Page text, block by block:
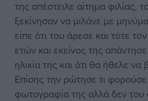
της απέστειλε αίτημα φιλίας,
ξεκίνησαν να μιλάνε με
είπε ότι του άρεσε και τότε
ετών και εκείνος της απάντησε
ηλικία της και ότι θα ήθελε
Επίσης την ρώτησε τι φορούσε
φωτογραφία της αλλά δεν του